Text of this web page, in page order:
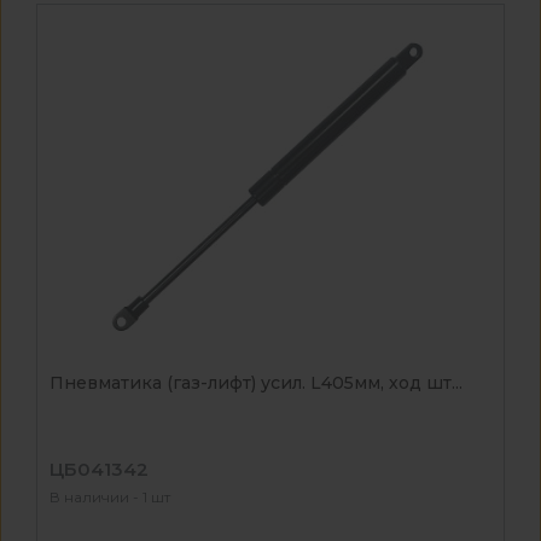
Пневматика (газ-лифт) усил. L405мм, ход шт...
ЦБ041342
В наличии - 1 шт